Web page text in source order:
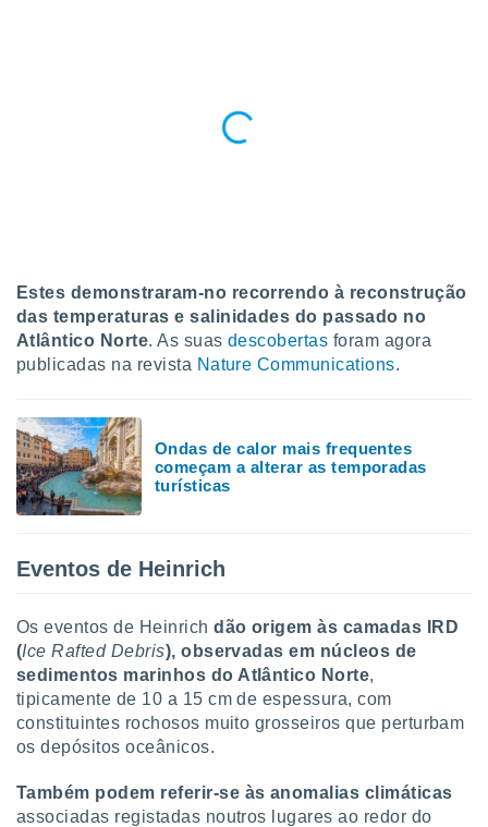
a
site
caso,
de que
para
navegação
não
cookies
o
Pode
de
ao
através
Estes demonstraram-no recorrendo à reconstrução
das temperaturas e salinidades do passado no
Atlântico Norte. As suasdescobertas foram agora
publicadas na revista Nature Communications.
Ondas de calor mais frequentes
começam a alterar as temporadas
turísticas
Eventos de Heinrich
Os eventos de Heinrichdão origem às camadas IRD
(Ice Rafted Debris), observadas em núcleos de
sedimentos marinhos do Atlântico Norte,
tipicamente de 10 a 15 cm de espessura, com
constituintes rochosos muito grosseiros que perturbam
os depósitos oceânicos.
Também podem referir-se às anomalias climáticas
associadas registadas noutros lugares ao redor do